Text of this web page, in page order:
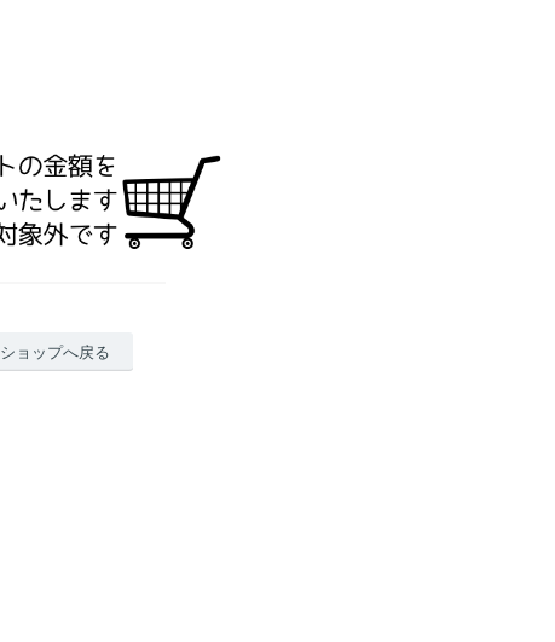
ショップへ戻る